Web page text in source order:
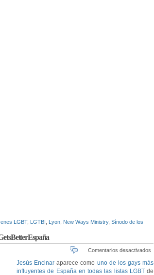
LGBT, LGTBI Lyon New Ways Ministry, Sínodo de los
Comentarios desactivados
Jesús Encinar aparece como uno de los gays más
influyentes de España en todas las listas LGBTde